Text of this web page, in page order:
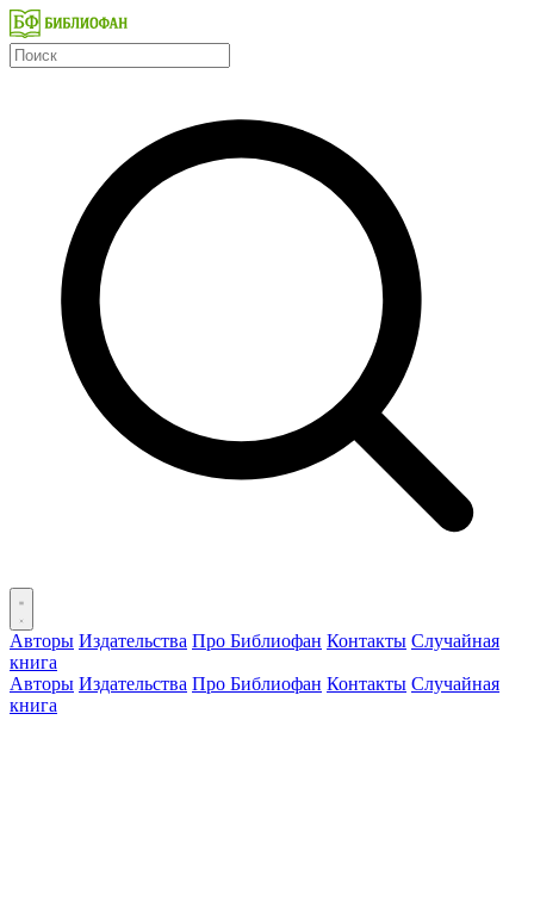
Авторы Издательства Про Библиофан Контакты Случайная
книга
Авторы Издательства Про Библиофан Контакты Случайная
книга